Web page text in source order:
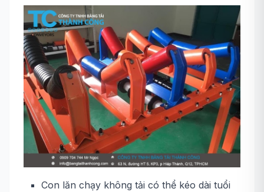
Con lăn chạy không tải có thể kéo dài tuổi